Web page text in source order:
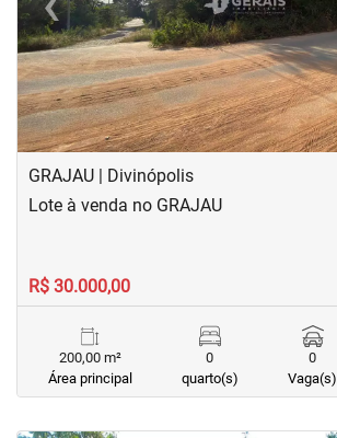
Previous
GRAJAU | Divinópolis
Lote à venda no GRAJAU
R$ 30.000,00
200,00 m²
Área principal
0
quarto(s)
0
Vaga(s)